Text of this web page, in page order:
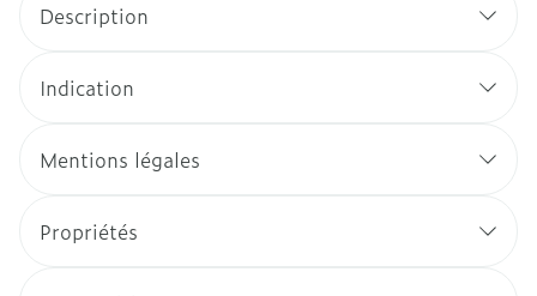
Description
Indication
Mentions légales
Propriétés